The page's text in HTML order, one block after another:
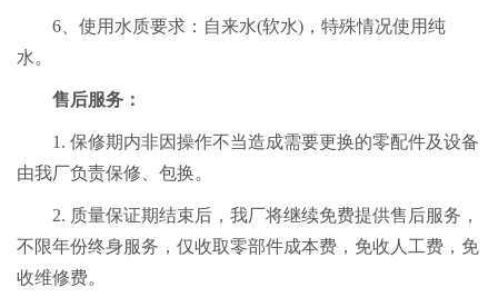
6、使用水质要求：自来水(软水)，特殊情况使用纯
水。
售后服务：
1. 保修期内非因操作不当造成需要更换的零配件及设备
由我厂负责保修、包换。
2. 质量保证期结束后，我厂将继续免费提供售后服务，
不限年份终身服务，仅收取零部件成本费，免收人工费，免
收维修费。